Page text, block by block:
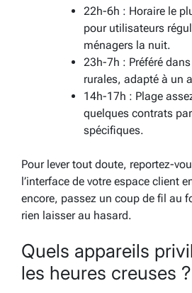
22h-6h : Horaire le
pour utilisateurs
ménagers la nuit.
23h-7h : Préféré
rurales, adapté à un
14h-17h : Plage
quelques contrats
spécifiques.
Pour lever tout doute, reportez-
l’interface de votre espace client
encore, passez un coup de fil au
rien laisser au hasard.
Quels appareils
les heures creuses ?